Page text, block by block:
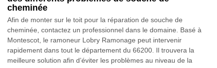
cheminée
Afin de monter sur le toit pour la réparation de souche de
cheminée, contactez un professionnel dans le domaine. Basé à
Montescot, le ramoneur Lobry Ramonage peut intervenir
rapidement dans tout le département du 66200. Il trouvera la
meilleure solution afin d’éviter les problèmes au niveau de la